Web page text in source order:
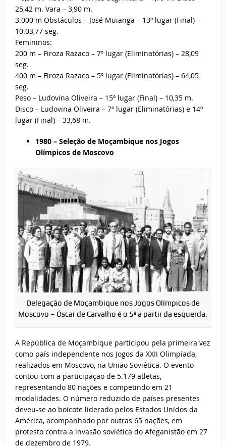
25,42 m. Vara – 3,90 m.
3.000 m Obstáculos – José Muianga – 13º lugar (Final) –
10.03,77 seg.
Femininos:
200 m – Firoza Razaco – 7º lugar (Eliminatórias) – 28,09
seg.
400 m – Firoza Razaco – 5º lugar (Eliminatórias) – 64,05
seg.
Peso – Ludovina Oliveira – 15º lugar (Final) – 10,35 m.
Disco – Ludovina Oliveira – 7º lugar (Eliminatórias) e 14º
lugar (Final) – 33,68 m.
1980 – Seleção de Moçambique nos Jogos
Olímpicos de Moscovo
Delegação de Moçambique nos Jogos Olímpicos de
Moscovo – Óscar de Carvalho é o 5º a partir da esquerda.
A República de Moçambique participou pela primeira vez
como país independente nos Jogos da XXII Olimpíada,
realizados em Moscovo, na União Soviética. O evento
contou com a participação de 5.179 atletas,
representando 80 nações e competindo em 21
modalidades. O número reduzido de países presentes
deveu-se ao boicote liderado pelos Estados Unidos da
América, acompanhado por outras 65 nações, em
protesto contra a invasão soviética do Afeganistão em 27
de dezembro de 1979.